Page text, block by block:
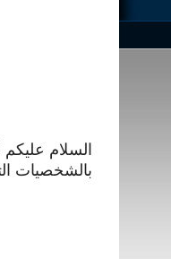
السلام عليكم
بالشخصيات